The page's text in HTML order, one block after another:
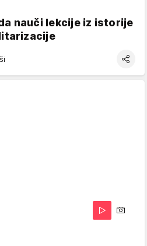
nauči lekcije iz istorije